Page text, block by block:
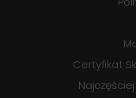
Certyfikat